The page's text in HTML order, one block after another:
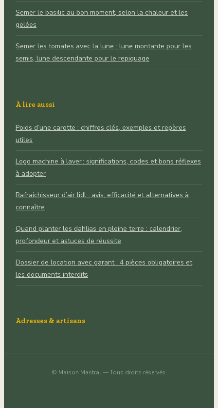
Semer le basilic au bon moment, selon la chaleur et les
gelées
Semer les tomates avec la lune : lune montante pour les
semis, lune descendante pour le repiquage
À lire aussi
Poids d’une carotte : chiffres clés, exemples et repères
utiles
Logo machine à laver : significations, codes et bons réflexes
à adopter
Rafraichisseur d’air lidl : avis, efficacité et alternatives à
connaître
Quand planter les dahlias en pleine terre : calendrier,
profondeur et astuces de réussite
Dossier de location avec garant : 4 pièces obligatoires et
les documents interdits
Adresses & artisans
© Maison Mastral— Tous droits réservés.